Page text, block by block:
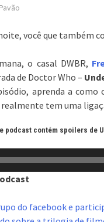
você que também
o casal DWBR,
de Doctor Who –
aprenda a
realmente tem uma
podcast contém spoilers de
do facebook e